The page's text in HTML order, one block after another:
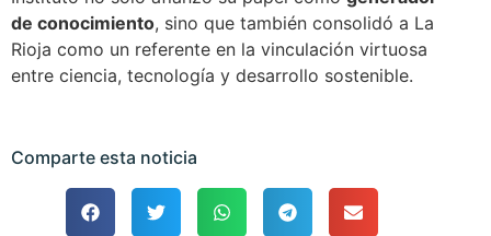
de conocimiento, sino que también consolidó a La
Rioja como un referente en la vinculación virtuosa
entre ciencia, tecnología y desarrollo sostenible.
Comparte esta noticia